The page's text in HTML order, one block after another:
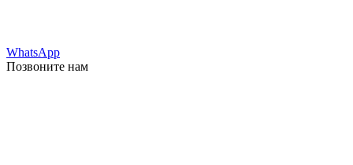
WhatsApp
Позвоните нам